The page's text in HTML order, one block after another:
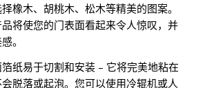
橡木、胡桃木、松木等精美的图案。
将使您的门表面看起来令人惊叹，并
。
纸易于切割和安装 – 它将完美地粘在
脱落或起泡。您可以使用冷辊机或人